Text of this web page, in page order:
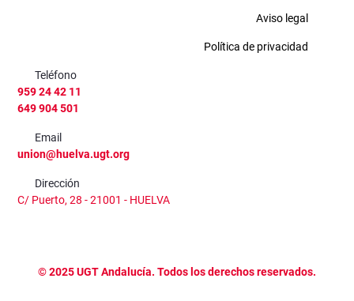
Aviso legal
Política de privacidad
Teléfono
959 24 42 11
649 904 501
Email
union@huelva.ugt.org
Dirección
C/ Puerto, 28 - 21001 - HUELVA
©2025UGT Andalucía. Todos los derechos reservados.